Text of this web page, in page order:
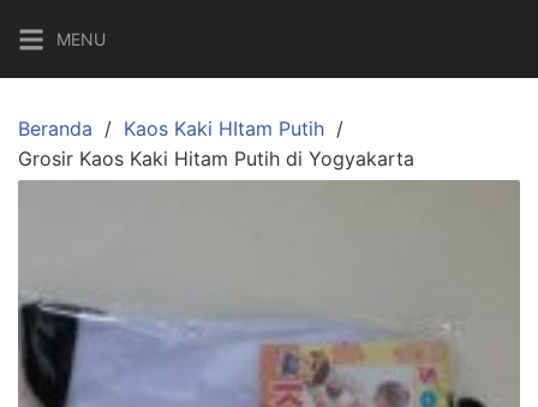
ke
konten
MENU
Beranda
Kaos Kaki HItam Putih
Grosir Kaos Kaki Hitam Putih di Yogyakarta